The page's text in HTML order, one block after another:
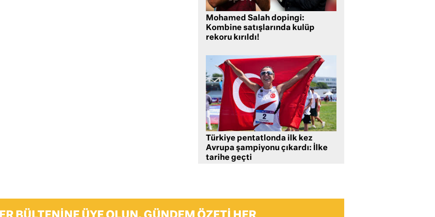
Mohamed Salah dopingi:
Kombine satışlarında kulüp
rekoru kırıldı!
Türkiye pentatlonda ilk kez
Avrupa şampiyonu çıkardı: İlke
tarihe geçti